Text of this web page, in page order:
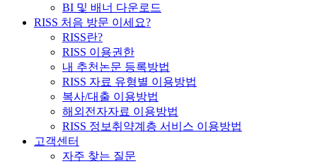
BI 및 배너 다운로드
RISS 처음 방문 이세요?
RISS란?
RISS 이용권한
내 추천논문 등록방법
RISS 자료 유형별 이용방법
복사/대출 이용방법
해외전자자료 이용방법
RISS 정보취약계층 서비스 이용방법
고객센터
자주 찾는 질문